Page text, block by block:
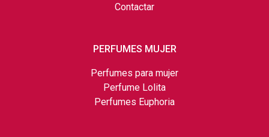
Contactar
PERFUMES MUJER
Perfumes para mujer
Perfume Lolita
Perfumes Euphoria